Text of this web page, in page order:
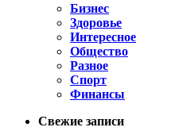
Бизнес
Здоровье
Интересное
Общество
Разное
Спорт
Финансы
Свежие записи